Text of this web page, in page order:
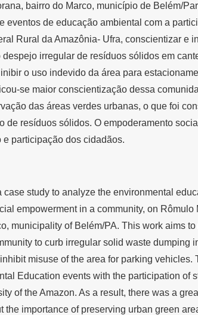
bairro do Marco, município de Belém/
eventos de educação ambiental com a
Rural da Amazônia- Ufra, conscientizar e
despejo irregular de resíduos sólidos em
o uso indevido da área para
se maior conscientização dessa
das áreas verdes urbanas, o que foi
de resíduos sólidos. O empoderamento
e participação dos cidadãos.
study to analyze the environmental
empowerment in a community, on Rômulo
municipality of Belém/PA. This work aims
to curb irregular solid waste dumping
misuse of the area for parking vehicles.
Education events with the participation of
of the Amazon. As a result, there was a
the importance of preserving urban green